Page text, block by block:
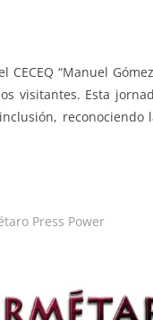
“Manuel
visitantes. Esta
reconociendo
Press Power